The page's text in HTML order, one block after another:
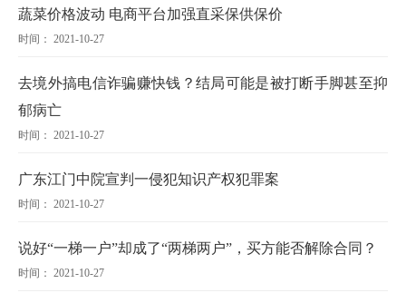
蔬菜价格波动 电商平台加强直采保供保价
时间： 2021-10-27
去境外搞电信诈骗赚快钱？结局可能是被打断手脚甚至抑
郁病亡
时间： 2021-10-27
广东江门中院宣判一侵犯知识产权犯罪案
时间： 2021-10-27
说好“一梯一户”却成了“两梯两户”，买方能否解除合同？
时间： 2021-10-27